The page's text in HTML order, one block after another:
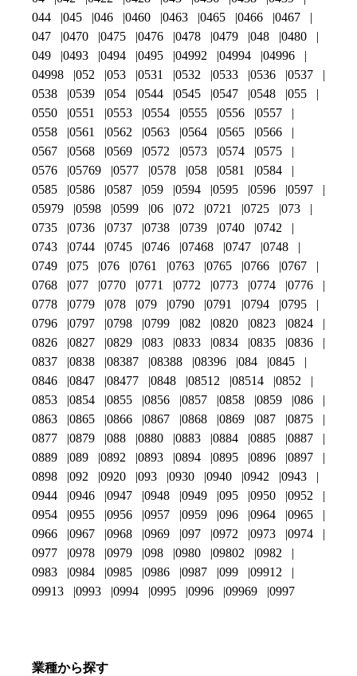
044
045 046 0460 0463 0465 0466
0467
047
0470 0475 0476 0478 0479 048
0480
049
0493 0494 0495 04992 04994
04996
04998
052 053 0531 0532 0533 0536
0537
0538
0539 054 0544 0545 0547 0548
055
0550
0551 0553 0554 0555 0556
0557
0558
0561 0562 0563 0564 0565
0566
0567
0568 0569 0572 0573 0574
0575
0576
05769 0577 0578 058 0581
0584
0585
0586 0587 059 0594 0595 0596
0597
05979
0598 0599 06 072 0721 0725
073
0735
0736 0737 0738 0739 0740
0742
0743
0744 0745 0746 07468 0747
0748
0749
075 076 0761 0763 0765 0766
0767
0768
077 0770 0771 0772 0773 0774
0776
0778
0779 078 079 0790 0791 0794
0795
0796
0797 0798 0799 082 0820 0823
0824
0826
0827 0829 083 0833 0834 0835
0836
0837
0838 08387 08388 08396 084
0845
0846
0847 08477 0848 08512 08514
0852
0853
0854 0855 0856 0857 0858 0859
086
0863
0865 0866 0867 0868 0869 087
0875
0877
0879 088 0880 0883 0884 0885
0887
0889
089 0892 0893 0894 0895 0896
0897
0898
092 0920 093 0930 0940 0942
0943
0944
0946 0947 0948 0949 095 0950
0952
0954
0955 0956 0957 0959 096 0964
0965
0966
0967 0968 0969 097 0972 0973
0974
0977
0978 0979 098 0980 09802
0982
0983
0984 0985 0986 0987 099
09912
09913
0993 0994 0995 0996 09969 0997
業種から探す